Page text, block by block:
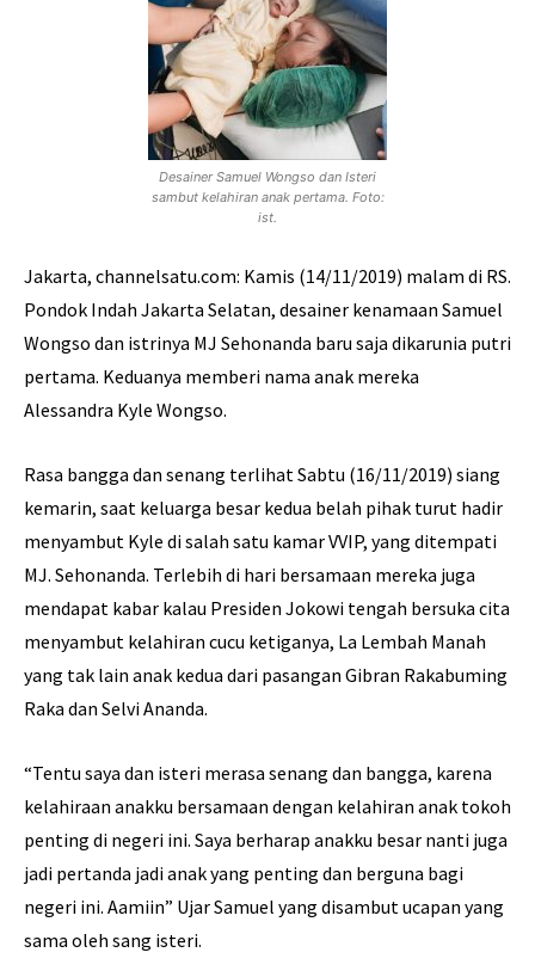
Desainer Samuel Wongso dan Isteri
sambut kelahiran anak pertama. Foto:
ist.
Jakarta, channelsatu.com: Kamis (14/11/2019) malam di RS.
Pondok Indah Jakarta Selatan, desainer kenamaan Samuel
Wongso dan istrinya MJ Sehonanda baru saja dikarunia putri
pertama. Keduanya memberi nama anak mereka
Alessandra Kyle Wongso.
Rasa bangga dan senang terlihat Sabtu (16/11/2019) siang
kemarin, saat keluarga besar kedua belah pihak turut hadir
menyambut Kyle di salah satu kamar VVIP, yang ditempati
MJ. Sehonanda. Terlebih di hari bersamaan mereka juga
mendapat kabar kalau Presiden Jokowi tengah bersuka cita
menyambut kelahiran cucu ketiganya, La Lembah Manah
yang tak lain anak kedua dari pasangan Gibran Rakabuming
Raka dan Selvi Ananda.
“Tentu saya dan isteri merasa senang dan bangga, karena
kelahiraan anakku bersamaan dengan kelahiran anak tokoh
penting di negeri ini. Saya berharap anakku besar nanti juga
jadi pertanda jadi anak yang penting dan berguna bagi
negeri ini. Aamiin” Ujar Samuel yang disambut ucapan yang
sama oleh sang isteri.